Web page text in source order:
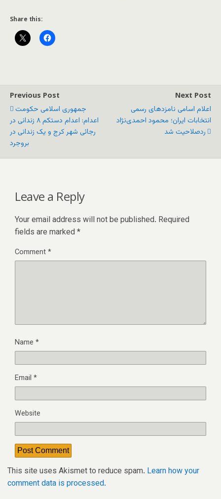
Share this:
Previous Post
جمهوری اسلامی حکومت
اعدام: اعدام دستکم ۸ زندانی در
رجائی شهر کرج و یک زندانی در
بروجرد
Next Post
اعلام اسامی نامزدهای رسمی
انتخابات ایران؛ محمود احمدی‌نژاد
ردصلاحیت شد
Leave a Reply
Your email address will not be published. Required
fields are marked *
Comment*
Name *
Email *
Website
This site uses Akismet to reduce spam. Learn how your
comment data is processed.